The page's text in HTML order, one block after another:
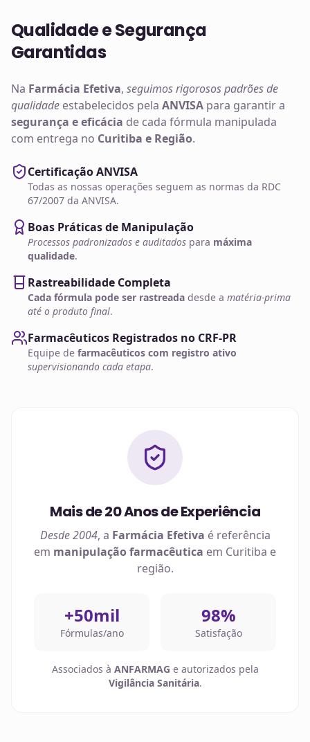
Qualidade e Segurança
Garantidas
Na Farmácia Efetiva, seguimos rigorosos padrões de
qualidade estabelecidos pela ANVISA para garantir a
segurança e eficácia de cada fórmula manipulada
com entrega no Curitiba e Região.
Certificação ANVISA
Todas as nossas operações seguem as normas da RDC
67/2007 da ANVISA.
Boas Práticas de Manipulação
Processos padronizados e auditados para máxima
qualidade.
Rastreabilidade Completa
Cada fórmula pode ser rastreada desde a matéria-prima
até o produto final.
Farmacêuticos Registrados no CRF-PR
Equipe de farmacêuticos com registro ativo
supervisionando cada etapa.
Mais de 20 Anos de Experiência
Desde 2004, a Farmácia Efetiva é referência
em manipulação farmacêutica em Curitiba e
região.
+50mil
Fórmulas/ano
98%
Satisfação
Associados à ANFARMAG e autorizados pela
Vigilância Sanitária.